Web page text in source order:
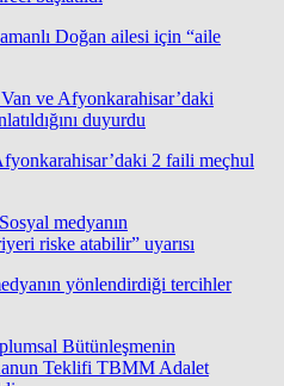
Doğan ailesi için “aile
2 faili meçhul
yönlendirdiği tercihler